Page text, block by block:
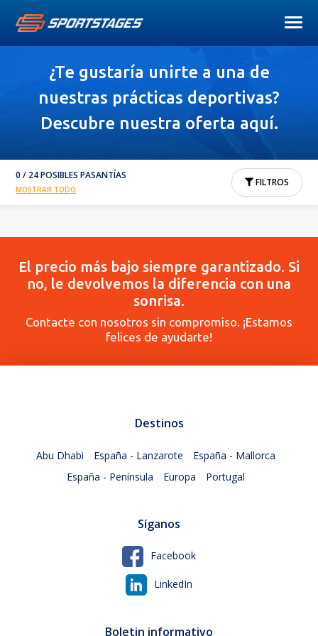
¿Te gustaría unirte a una de
nuestras prácticas deportivas?
Descubre nuestra oferta aquí.
0 / 24 POSIBLES PASANTÍAS
MOSTRAR TODO
FILTROS
El precio más bajo siempre garantizado. Si
no, le devolvemos la diferencia con una
sonrisa.
Contacte con nosotros sin compromiso. ¡Estamos
felices de ayudarte!
Destinos
Abu Dhabi España - Lanzarote
España - Mallorca
España - Península
Europa Portugal
Síganos
Facebook
LinkedIn
Boletin informativo